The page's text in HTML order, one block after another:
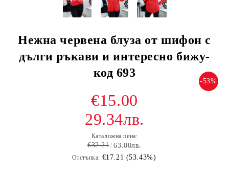
Нежна червена блуза от шифон с
дълги ръкави и интересно бижу-
код 693
-53%
€15.00
29.34лв.
Каталожна цена:
€32.21 63.00лв.
Отстъпка: €17.21 (53.43%)